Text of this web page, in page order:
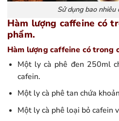
Sử dụng bao
Hàm lượng caffeine có
phẩm.
Hàm lượng caffeine có trong
Một ly cà phê đen 250ml
cafein.
Một ly cà phê tan chứa
Một ly cà phê loại bỏ cafein